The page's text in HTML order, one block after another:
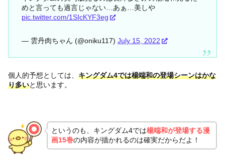
めと言っても過言じゃない…あぁ…美しや
pic.twitter.com/1SIcKYF3eg
— 雲丹肉ちゃん (@oniku117) July 15, 2022
個人的予想としては、 キングダム4では楊端和の登場シーンはかな
り多いと思います。
というのも、キングダム4では楊端和が登場する漫
画15巻の内容が描かれるのは確実だからだよ！